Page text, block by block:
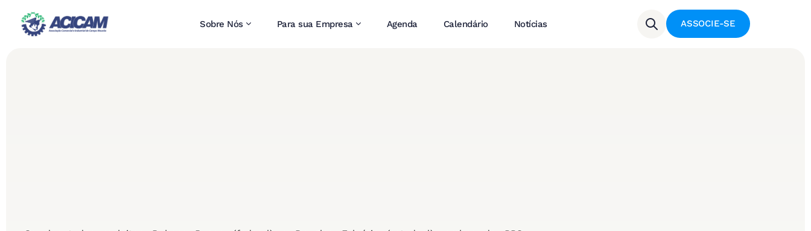
Sobre Nós Para sua Empresa Agenda Calendário Notícias ASSOCIE-SE